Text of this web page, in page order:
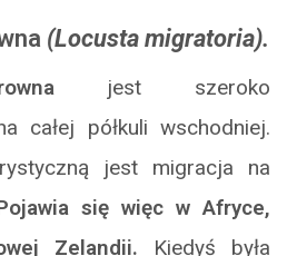
(Locusta migratoria).
jest szeroko
całej półkuli wschodniej.
jest migracja na
się więc w Afryce,
Zelandii. Kiedyś była